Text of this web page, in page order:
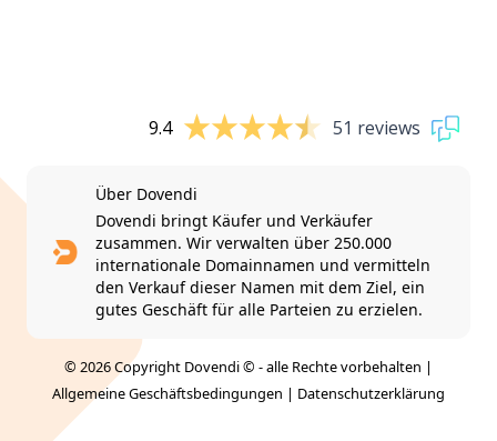
9.4 51 reviews
Über Dovendi
Dovendi bringt Käufer und Verkäufer
zusammen. Wir verwalten über 250.000
internationale Domainnamen und vermitteln
den Verkauf dieser Namen mit dem Ziel, ein
gutes Geschäft für alle Parteien zu erzielen.
© 2026 Copyright Dovendi © - alle Rechte vorbehalten |
Allgemeine Geschäftsbedingungen | Datenschutzerklärung